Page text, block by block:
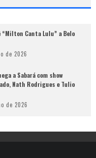
Canta Lulu” a Belo
de 2026
a Sabará com show
Nath Rodrigues e Tulio
de 2026